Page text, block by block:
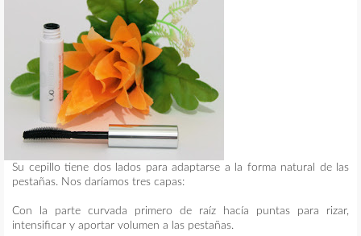
Su cepillo tiene dos lados para adaptarse a la forma natural de las
pestañas. Nos daríamos tres capas:
Con la parte curvada primero de raíz hacía puntas para rizar,
intensificar y aportar volumen a las pestañas.